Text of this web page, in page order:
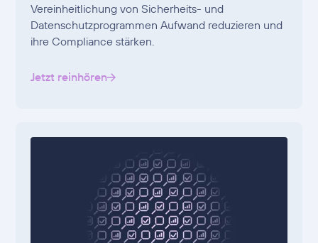
Vereinheitlichung von Sicherheits- und
Datenschutzprogrammen Aufwand reduzieren und
ihre Compliance stärken.
Jetzt reinhören